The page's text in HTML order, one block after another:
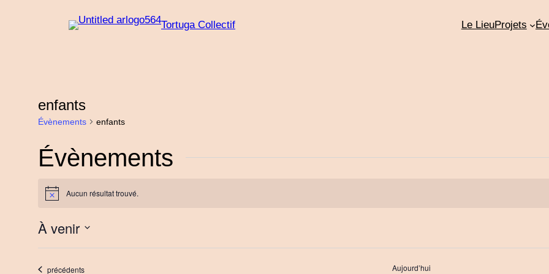
Tortuga Collectif Le LieuProjets
enfants
Évènements enfants
Évènements
Notice Aucun résultat trouvé.
À venir
Sélectionnez
Évènements
précédents Aujourd’hui